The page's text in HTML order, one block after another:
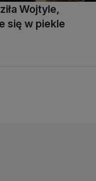
Wojtyle,
się w piekle